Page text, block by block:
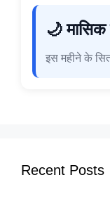
🌙
इस महीने के
Recent Posts